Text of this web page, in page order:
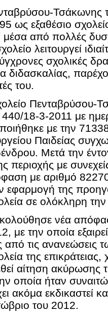
Τσάκωνης
ως εξαθέσιο
από πολλές
λειτουργεί
σχολικές
διδασκαλίας,
του.
Πενταβρύσου-
18-3-2011 με
με την
Παιδείας
Μετά την
με
με αριθμό
εφαρμογή της
σε ολόκληρη
νέα
την οποία
τις ανανεώσεις
της επικράτειας,
αίτηση
οποία ήταν
ακόμα εκδικαστεί
του 2012.